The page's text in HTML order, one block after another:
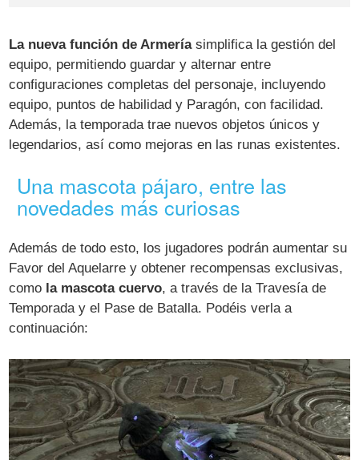
La nueva función de Armeríasimplifica la gestión del
equipo, permitiendo guardar y alternar entre
configuraciones completas del personaje, incluyendo
equipo, puntos de habilidad y Paragón, con facilidad.
Además, la temporada trae nuevos objetos únicos y
legendarios, así como mejoras en las runas existentes.
Una mascota pájaro, entre las
novedades más curiosas
Además de todo esto, los jugadores podrán aumentar su
Favor del Aquelarre y obtener recompensas exclusivas,
como la mascota cuervo, a través de la Travesía de
Temporada y el Pase de Batalla. Podéis verla a
continuación: